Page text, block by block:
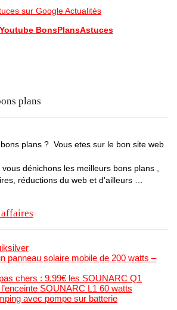
sur Google Actualités
BonsPlansAstuces
plans
plans ? Vous etes sur le bon site web
dénichons les meilleurs bons plans ,
réductions du web et d’ailleurs …
affaires
panneau solaire mobile de 200 watts –
chers : 9.99€ les SOUNARC Q1
SOUNARC L1 60 watts
avec pompe sur batterie